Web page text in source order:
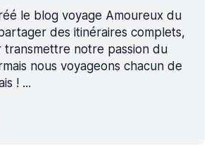
le blog voyage Amoureux du
des itinéraires complets,
transmettre notre passion du
nous voyageons chacun de
! ...